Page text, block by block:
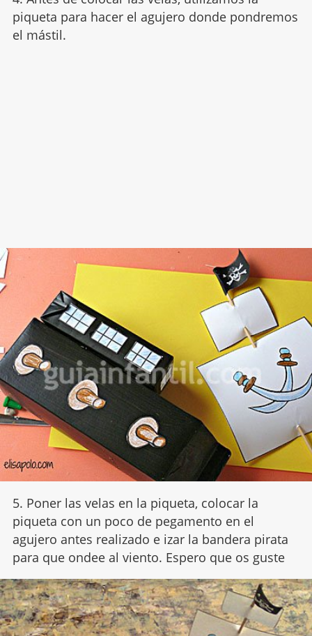
piqueta para hacer el agujero donde pondremos
el mástil.
5. Poner las velas en la piqueta, colocar la
piqueta con un poco de pegamento en el
agujero antes realizado e izar la bandera pirata
para que ondee al viento. Espero que os guste